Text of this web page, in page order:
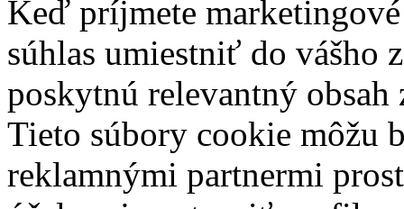
Keď príjmete
súhlas umiestniť do vášho
poskytnú relevantný
Tieto súbory cookie môžu
reklamnými partnermi